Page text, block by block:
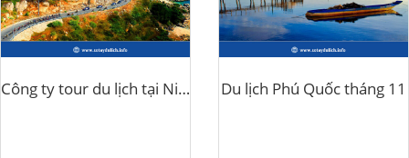
Công ty tour du lịch tại Ninh Thuận Du lịch Phú Quốc tháng 11